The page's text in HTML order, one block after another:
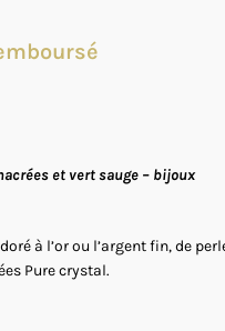
et vert sauge – bijoux
à l’or ou l’argent fin, de
Pure crystal.